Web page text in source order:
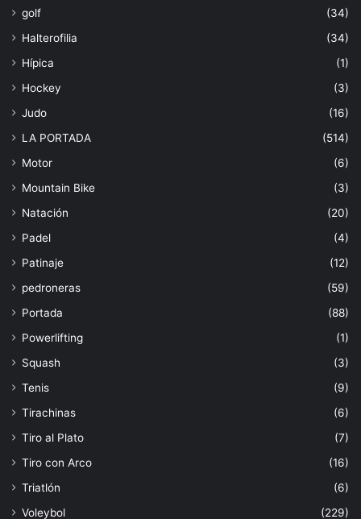
golf
(34)
Halterofilia
(34)
Hípica
(1)
Hockey
(3)
Judo
(16)
LA PORTADA
(514)
Motor
(6)
Mountain Bike
(3)
Natación
(20)
Padel
(4)
Patinaje
(12)
pedroneras
(59)
Portada
(88)
Powerlifting
(1)
Squash
(3)
Tenis
(9)
Tirachinas
(6)
Tiro al Plato
(7)
Tiro con Arco
(16)
Triatlón
(6)
Voleybol
(229)